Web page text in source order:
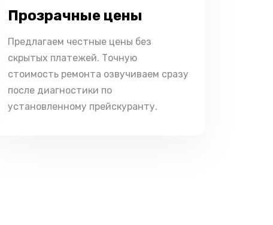
Прозрачные цены
Предлагаем честные цены без
скрытых платежей. Точную
стоимость ремонта озвучиваем сразу
после диагностики по
установленному прейскуранту.